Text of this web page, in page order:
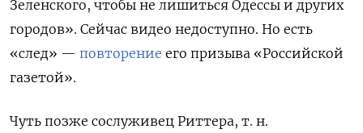
Зеленского, чтобы не лишиться Одессы и других
городов». Сейчас видео недоступно. Но есть
«след» — повторение его призыва «Российской
газетой».
Чуть позже сослуживец Риттера, т. н.